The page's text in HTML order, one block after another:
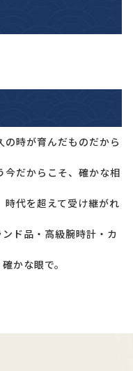
時が育んだものだから
今だからこそ、確かな相
時代を超えて受け継がれ
ド品・高級腕時計・カ
かな眼で。